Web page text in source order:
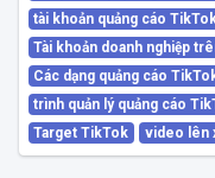
tài khoản quảng cáo
Tài khoản doanh nghiệp
Các dạng quảng cáo
trình quản lý quảng cáo
Target TikTok
video lên